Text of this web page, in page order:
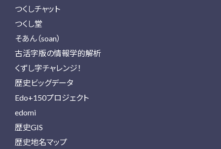
つくしチャット
つくし堂
そあん（soan）
古活字版の情報学的解析
くずし字チャレンジ！
歴史ビッグデータ
Edo+150プロジェクト
edomi
歴史GIS
歴史地名マップ